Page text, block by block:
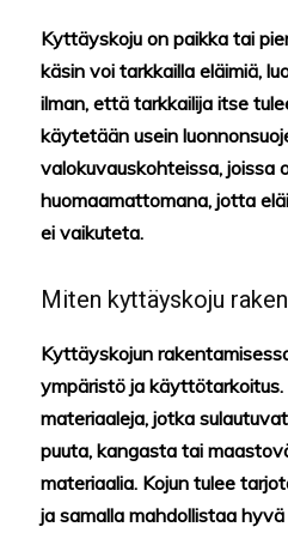
Kyttäyskoju on paikka tai
käsin voi tarkkailla eläimiä,
ilman, että tarkkailija itse
käytetään usein
valokuvauskohteissa, joissa
huomaamattomana, jotta
ei vaikuteta.
Miten kyttäyskoju
Kyttäyskojun
ympäristö ja
materiaaleja, jotka
puuta, kangasta tai
materiaalia. Kojun tulee
ja samalla mahdollistaa